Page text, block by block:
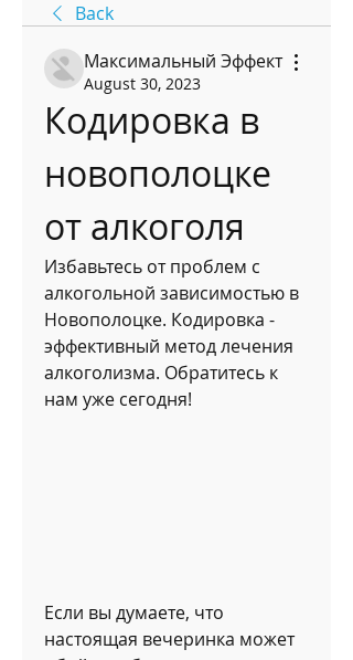
Back
Максимальный Эффект
August 30, 2023
Кодировка в
новополоцке
от алкоголя
Избавьтесь от проблем с
алкогольной зависимостью в
Новополоцке. Кодировка -
эффективный метод лечения
алкоголизма. Обратитесь к
нам уже сегодня!
Если вы думаете, что
настоящая вечеринка может